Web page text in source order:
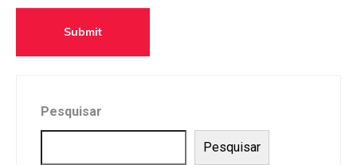
Submit
Pesquisar
Pesquisar